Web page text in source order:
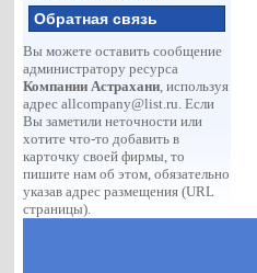
Обратная связь
Вы можете оставить сообщение
администратору ресурса
Компании Астрахани, используя
адресallcompany@list.ru. Если
Вы заметили неточности или
хотите что-то добавить в
карточку своей фирмы, то
пишите нам об этом, обязательно
указав адрес размещения (URL
страницы).